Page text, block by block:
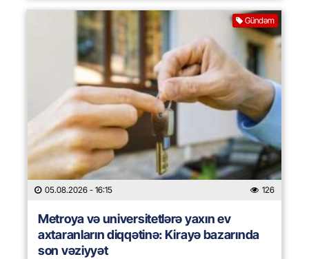
Gündəm
05.08.2026 - 16:15 126
Metroya və universitetlərə yaxın ev
axtaranların diqqətinə: Kirayə bazarında
son vəziyyət